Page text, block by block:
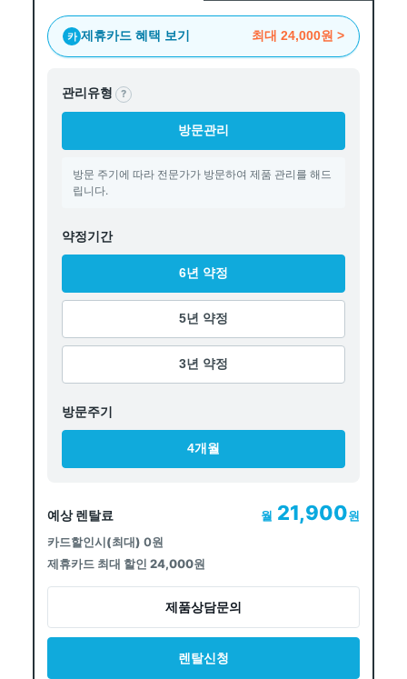
카 제휴카드 혜택 보기 최대 24,000원 >
관리유형 ?
방문관리
방문 주기에 따라 전문가가 방문하여 제품 관리를 해드
립니다.
약정기간
6년 약정
5년 약정
3년 약정
방문주기
4개월
예상 렌탈료 월 21,900원
카드할인시(최대) 0원
제휴카드 최대 할인 24,000원
제품상담문의
렌탈신청